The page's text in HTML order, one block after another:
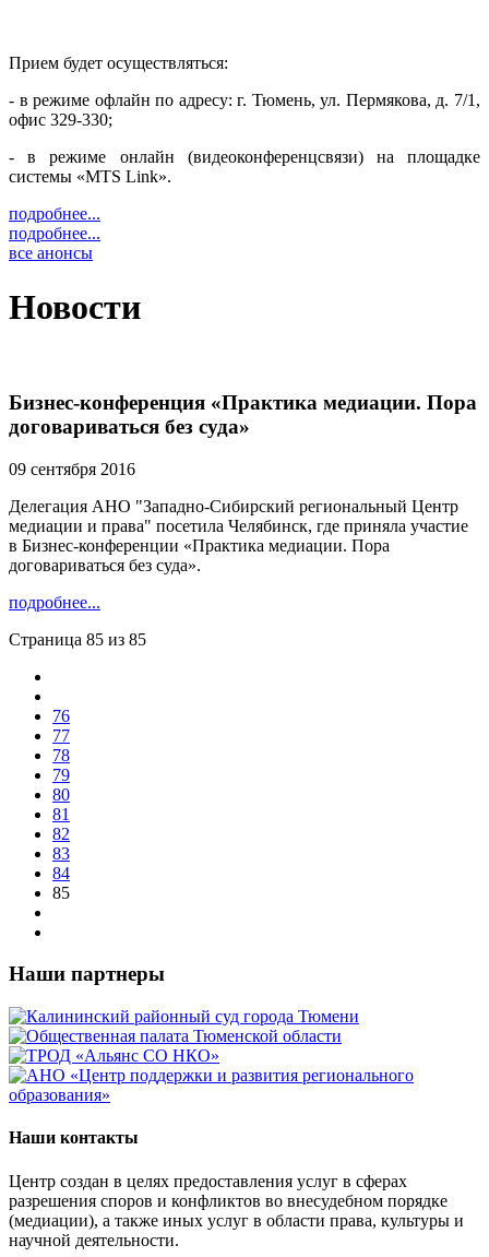
Прием будет осуществляться:
- в режиме офлайн по адресу: г. Тюмень, ул. Пермякова, д. 7/1,
офис 329-330;
- в режиме онлайн (видеоконференцсвязи) на площадке
системы «MTS Link».
подробнее...
подробнее...
все анонсы
Новости
Бизнес-конференция «Практика медиации. Пора
договариваться без суда»
09 сентября 2016
Делегация АНО "Западно-Сибирский региональный Центр
медиации и права" посетила Челябинск, где приняла участие
в Бизнес-конференции «Практика медиации. Пора
договариваться без суда».
подробнее...
Страница 85 из 85
76
77
78
79
80
81
82
83
84
85
Наши партнеры
Наши контакты
Центр создан в целях предоставления услуг в сферах
разрешения споров и конфликтов во внесудебном порядке
(медиации), а также иных услуг в области права, культуры и
научной деятельности.